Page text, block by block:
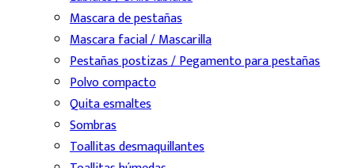
Mascara de pestañas
Mascara facial / Mascarilla
Pestañas postizas / Pegamento para pestañas
Polvo compacto
Quita esmaltes
Sombras
Toallitas desmaquillantes